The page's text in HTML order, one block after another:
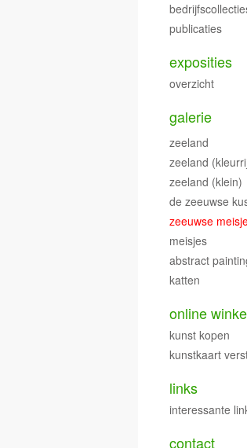
publicaties
exposities
overzicht
galerie
zeeland
zeeland
zeeland (klein)
de zeeuwse
zeeuwse
meisjes
abstract
katten
online
kunst kopen
kunstkaart
links
interessante
contact